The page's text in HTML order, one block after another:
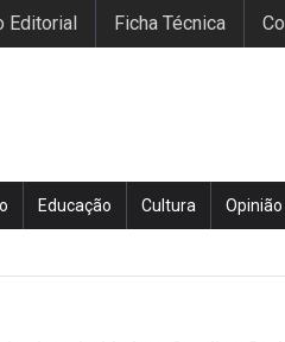
Editorial Ficha Técnica
Educação Cultura Opinião